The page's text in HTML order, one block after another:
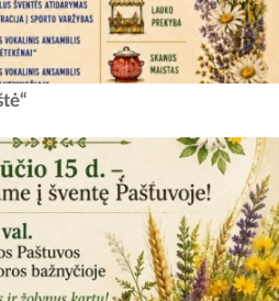
ąją bus gera proga padėti darbus į šalį ir
Vilkijos...